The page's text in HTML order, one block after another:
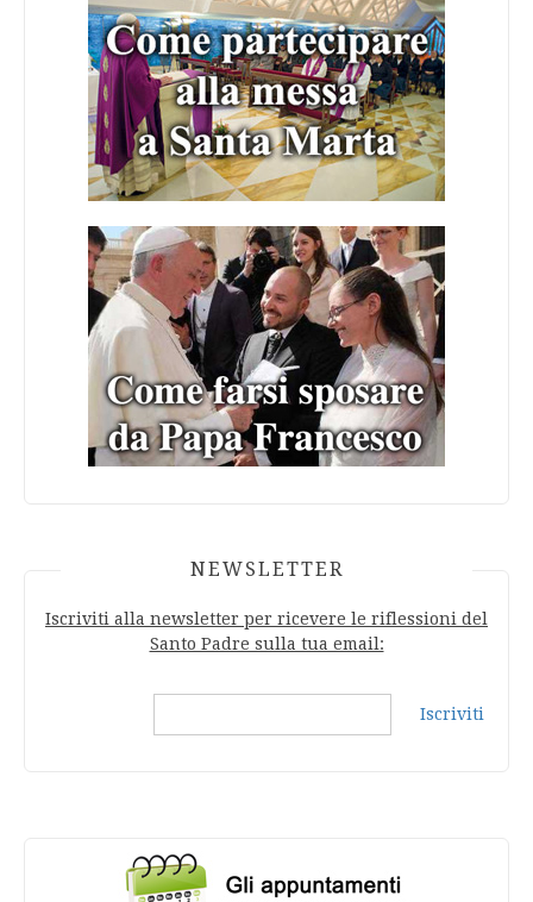
NEWSLETTER
Iscriviti alla newsletter per ricevere le riflessioni del
Santo Padre sulla tua email:
Iscriviti